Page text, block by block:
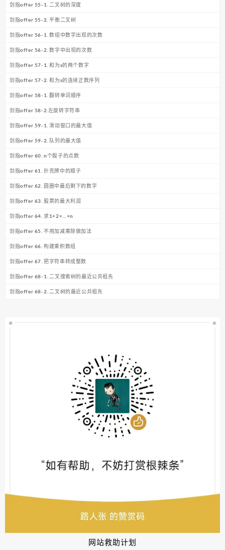
网站救助计划
剑指offer 55-1. 二叉树的深度
剑指offer 55-2. 平衡二叉树
剑指offer 56-1. 数组中数字出现的次数
剑指offer 56-2. 数字中出现的次数
剑指offer 57-1. 和为s的两个数字
剑指offer 57-2. 和为s的连续正数序列
剑指offer 58-1. 翻转单词顺序
剑指offer 58-2.左旋转字符串
剑指offer 59-1. 滑动窗口的最大值
剑指offer 59-2. 队列的最大值
剑指offer 60. n个骰子的点数
剑指offer 61. 扑克牌中的顺子
剑指offer 62. 圆圈中最后剩下的数字
剑指offer 63. 股票的最大利润
剑指offer 64. 求1+2+…+n
剑指offer 65. 不用加减乘除做加法
剑指offer 66. 构建乘积数组
剑指offer 67. 把字符串转成整数
剑指offer 68-1. 二叉搜索树的最近公共祖先
剑指offer 68-2. 二叉树的最近公共祖先